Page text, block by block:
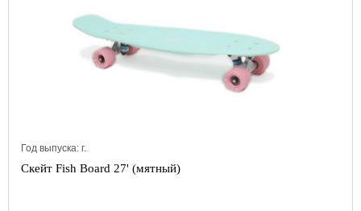
Год выпуска: г.
Скейт Fish Board 27' (мятный)